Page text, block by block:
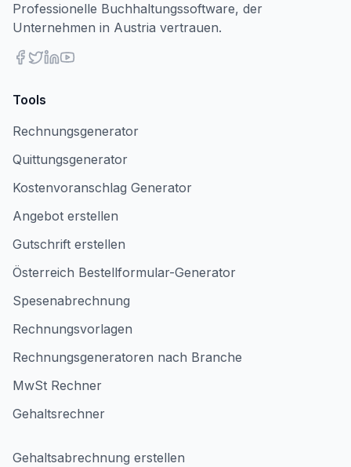
Professionelle Buchhaltungssoftware, der
Unternehmen in Austria vertrauen.
Tools
Rechnungsgenerator
Quittungsgenerator
Kostenvoranschlag Generator
Angebot erstellen
Gutschrift erstellen
Österreich Bestellformular-Generator
Spesenabrechnung
Rechnungsvorlagen
Rechnungsgeneratoren nach Branche
MwSt Rechner
Gehaltsrechner
Gehaltsabrechnung erstellen